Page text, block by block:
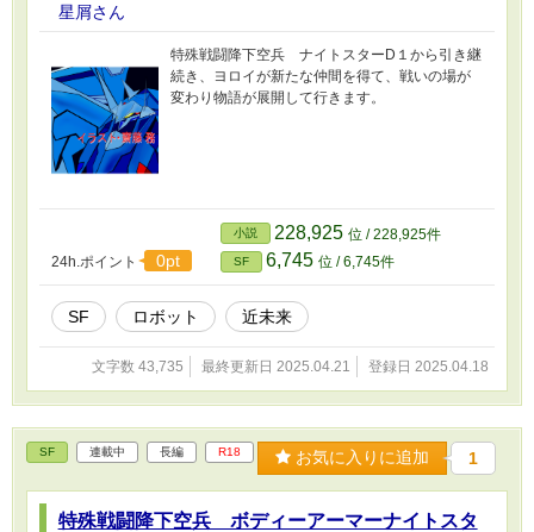
星屑さん
特殊戦闘降下空兵 ナイトスターD１から引き継
続き、ヨロイが新たな仲間を得て、戦いの場が
変わり物語が展開して行きます。
24h.ポイント 0pt
小説 228,925 位 / 228,925件
SF 6,745 位 / 6,745件
SF ロボット 近未来
文字数 43,735 最終更新日 2025.04.21 登録日 2025.04.18
SF 連載中 長編 R18 お気に入りに追加 1
特殊戦闘降下空兵 ボディーアーマーナイトスタ